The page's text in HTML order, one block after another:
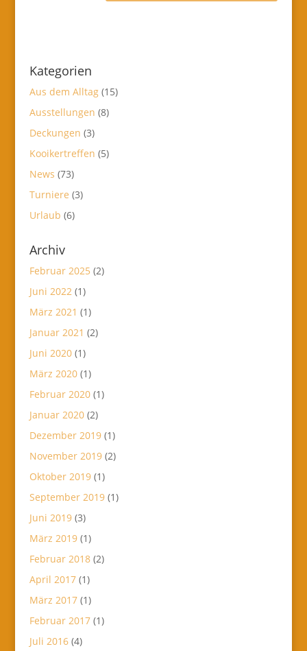
Kategorien
Aus dem Alltag(15)
Ausstellungen (8)
Deckungen (3)
Kooikertreffen (5)
News (73)
Turniere (3)
Urlaub (6)
Archiv
Februar 2025 (2)
Juni 2022(1)
März 2021 (1)
Januar 2021 (2)
Juni 2020(1)
März 2020(1)
Februar 2020(1)
Januar 2020(2)
Dezember 2019(1)
November 2019(2)
Oktober 2019(1)
September 2019(1)
Juni 2019(3)
März 2019(1)
Februar 2018(2)
April 2017(1)
März 2017(1)
Februar 2017(1)
Juli 2016(4)